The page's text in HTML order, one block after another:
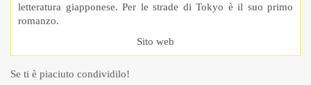
letteratura giapponese. Per le strade di Tokyo è il suo primo
romanzo.
Sito web
Se ti è piaciuto condividilo!